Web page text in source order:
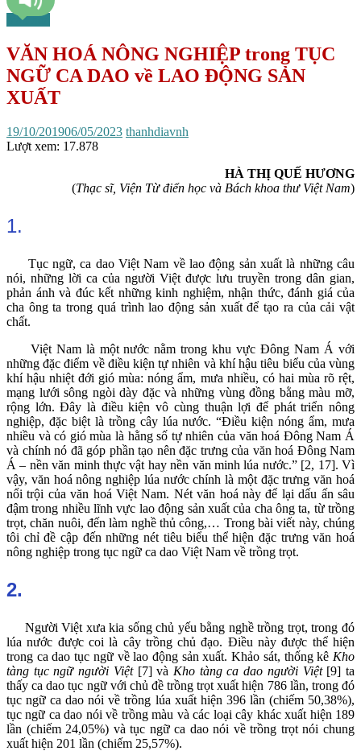
Văn hóa
VĂN HOÁ NÔNG NGHIỆP trong TỤC
NGỮ CA DAO về LAO ĐỘNG SẢN
XUẤT
19/10/201906/05/2023 thanhdiavnh
Lượt xem: 17.878
HÀ THỊ QUẾ HƯƠNG
(Thạc sĩ, Viện Từ điển học và Bách khoa thư Việt Nam)
1.
Tục ngữ, ca dao Việt Nam về lao động sản xuất là những câu
nói, những lời ca của người Việt được lưu truyền trong dân gian,
phản ánh và đúc kết những kinh nghiệm, nhận thức, đánh giá của
cha ông ta trong quá trình lao động sản xuất để tạo ra của cải vật
chất.
Việt Nam là một nước nằm trong khu vực Đông Nam Á với
những đặc điểm về điều kiện tự nhiên và khí hậu tiêu biểu của vùng
khí hậu nhiệt đới gió mùa: nóng ẩm, mưa nhiều, có hai mùa rõ rệt,
mạng lưới sông ngòi dày đặc và những vùng đồng bằng màu mỡ,
rộng lớn. Đây là điều kiện vô cùng thuận lợi để phát triển nông
nghiệp, đặc biệt là trồng cây lúa nước. “Điều kiện nóng ẩm, mưa
nhiều và có gió mùa là hằng số tự nhiên của văn hoá Đông Nam Á
và chính nó đã góp phần tạo nên đặc trưng của văn hoá Đông Nam
Á – nền văn minh thực vật hay nền văn minh lúa nước.” [2, 17]. Vì
vậy, văn hoá nông nghiệp lúa nước chính là một đặc trưng văn hoá
nổi trội của văn hoá Việt Nam. Nét văn hoá này để lại dấu ấn sâu
đậm trong nhiều lĩnh vực lao động sản xuất của cha ông ta, từ trồng
trọt, chăn nuôi, đến làm nghề thủ công,… Trong bài viết này, chúng
tôi chỉ đề cập đến những nét tiêu biểu thể hiện đặc trưng văn hoá
nông nghiệp trong tục ngữ ca dao Việt Nam về trồng trọt.
2.
Người Việt xưa kia sống chủ yếu bằng nghề trồng trọt, trong đó
lúa nước được coi là cây trồng chủ đạo. Điều này được thể hiện
trong ca dao tục ngữ về lao động sản xuất. Khảo sát, thống kê Kho
tàng tục ngữ người Việt [7] và Kho tàng ca dao người Việt [9] ta
thấy ca dao tục ngữ với chủ đề trồng trọt xuất hiện 786 lần, trong đó
tục ngữ ca dao nói về trồng lúa xuất hiện 396 lần (chiếm 50,38%),
tục ngữ ca dao nói về trồng màu và các loại cây khác xuất hiện 189
lần (chiếm 24,05%) và tục ngữ ca dao nói về trồng trọt nói chung
xuất hiện 201 lần (chiếm 25,57%).